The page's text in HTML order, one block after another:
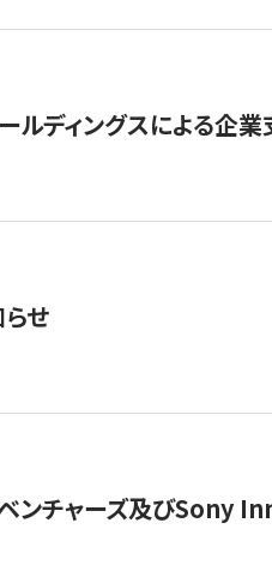
ディングスによる企業
せ
ベンチャーズ及び